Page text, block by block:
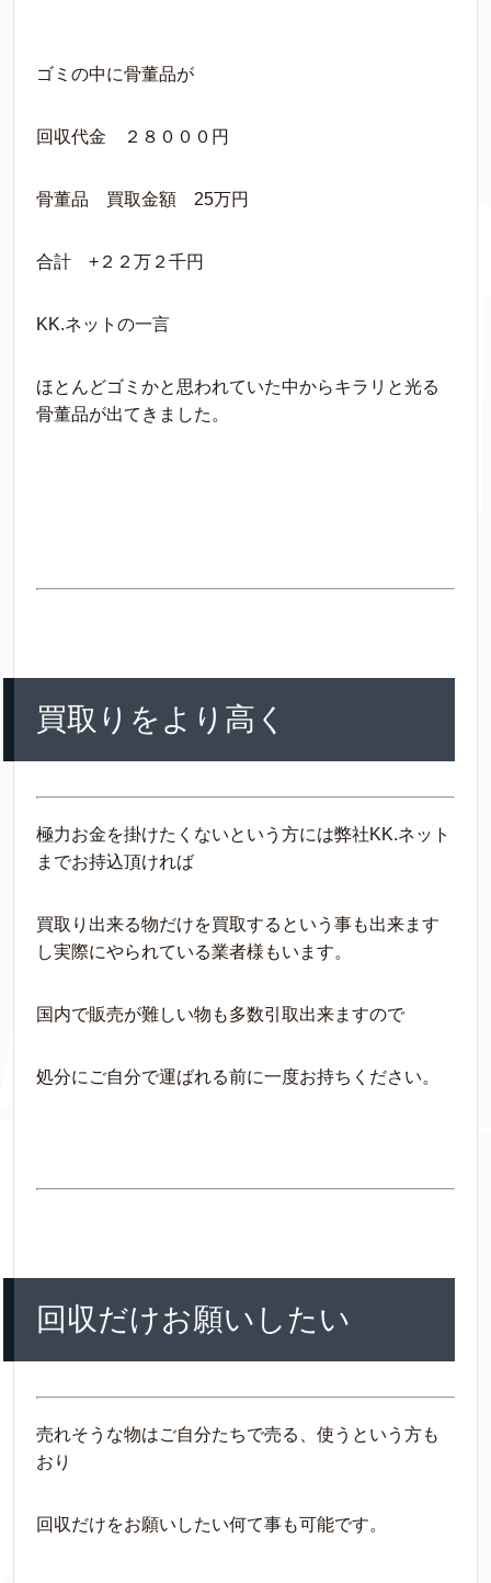
ゴミの中に骨董品が
回収代金 ２８０００円
骨董品 買取金額 25万円
合計 +２２万２千円
KK.ネットの一言
ほとんどゴミかと思われていた中からキラリと光る
骨董品が出てきました。
買取りをより高く
極力お金を掛けたくないという方には弊社KK.ネット
までお持込頂ければ
買取り出来る物だけを買取するという事も出来ます
し実際にやられている業者様もいます。
国内で販売が難しい物も多数引取出来ますので
処分にご自分で運ばれる前に一度お持ちください。
回収だけお願いしたい
売れそうな物はご自分たちで売る、使うという方も
おり
回収だけをお願いしたい何て事も可能です。